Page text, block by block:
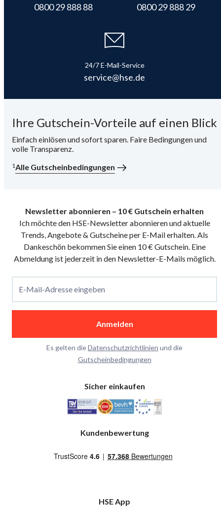
0800 29 888 88 0800 29 888 29
24/7 E-Mail-Service
service@hse.de
Ihre Gutschein-Vorteile auf einen Blick
Einfach einlösen und sofort sparen. Faire Bedingungen und
volle Transparenz.
1Alle Gutscheinbedingungen
Newsletter abonnieren – 10 € Gutschein erhalten
Ich möchte den HSE-Newsletter abonnieren und aktuelle
Trends, Angebote & Gutscheine per E-Mail erhalten. Als
Dankeschön bekommen Sie einen 10 € Gutschein. Eine
Abmeldung ist jederzeit in den Newsletter-E-Mails möglich.
E-Mail-Adresse eingeben
Anmelden
Es gelten dieDatenschutzrichtlinien und die
Gutscheinbedingungen
Sicher einkaufen
Kundenbewertung
HSE App